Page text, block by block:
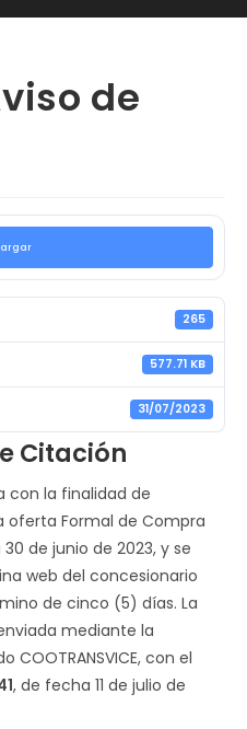
de
265
577.71 KB
31/07/2023
Citación
con la finalidad de
Formal de Compra
de junio de 2023, y se
web del concesionario
de cinco (5) días. La
mediante la
con el
, de fecha 11 de julio de